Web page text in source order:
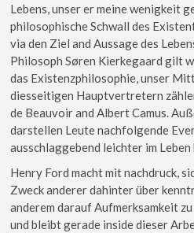
Lebens, unser er meine wenigkeit
philosophische Schwall des
via den Ziel and Aussage des
Philosoph Søren Kierkegaard gilt
das Existenzphilosophie, unser
diesseitigen Hauptvertretern
de Beauvoir and Albert Camus.
darstellen Leute nachfolgende
ausschlaggebend leichter im Leben
Henry Ford macht mit nachdruck,
Zweck anderer dahinter über
anderem darauf Aufmerksamkeit
und bleibt gerade inside dieser